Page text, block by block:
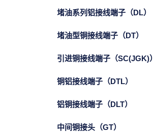
堵油系列铝接线端子（DL）
堵油型铜接线端子（DT）
引进铜接线端子（SC(JGK)）
铜铝接线端子（DTL）
铝铜接线端子（DLT）
中间铜接头（GT）